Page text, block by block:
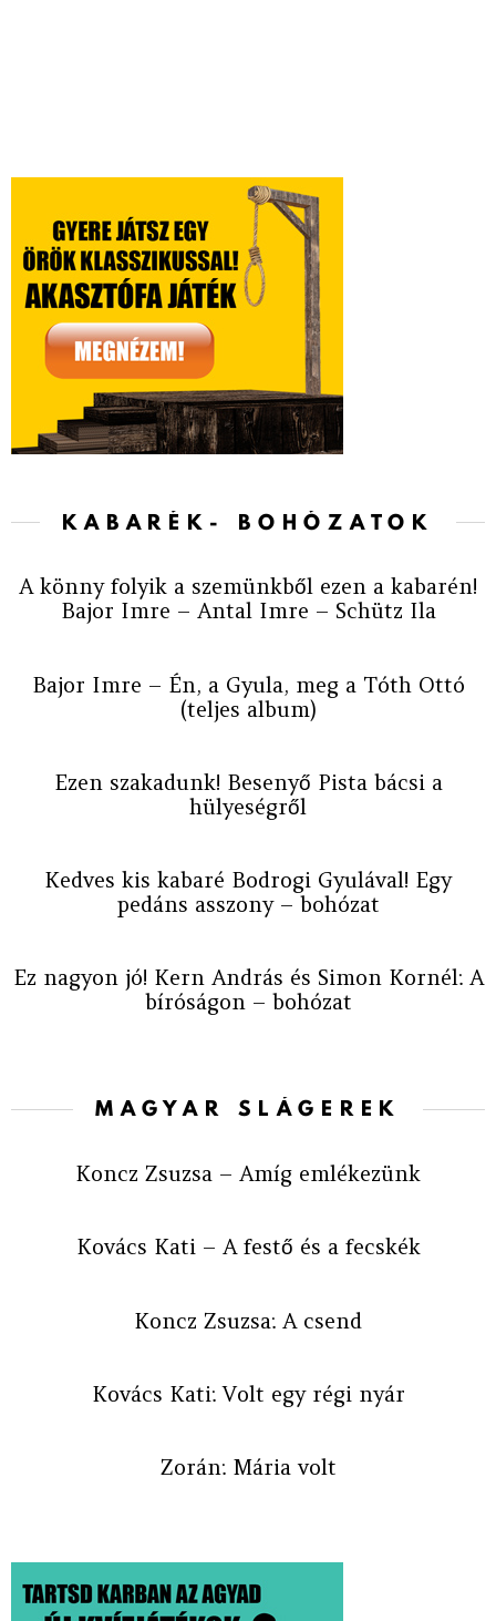
KABARÉK- BOHÓZATOK
A könny folyik a szemünkből ezen a kabarén!
Bajor Imre – Antal Imre – Schütz Ila
Bajor Imre – Én, a Gyula, meg a Tóth Ottó
(teljes album)
Ezen szakadunk! Besenyő Pista bácsi a
hülyeségről
Kedves kis kabaré Bodrogi Gyulával! Egy
pedáns asszony – bohózat
Ez nagyon jó! Kern András és Simon Kornél: A
bíróságon – bohózat
MAGYAR SLÁGEREK
Koncz Zsuzsa – Amíg emlékezünk
Kovács Kati – A festő és a fecskék
Koncz Zsuzsa: A csend
Kovács Kati: Volt egy régi nyár
Zorán: Mária volt